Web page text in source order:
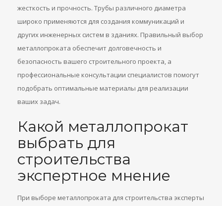
жесткость и прочность. Трубы различного диаметра
широко применяются для создания коммуникаций и
других инженерных систем в зданиях. Правильный выбор
металлопроката обеспечит долговечность и
безопасность вашего строительного проекта, а
профессиональные консультации специалистов помогут
подобрать оптимальные материалы для реализации
ваших задач.
Какой металлопрокат
выбрать для
строительства
экспертное мнение
При выборе металлопроката для строительства эксперты